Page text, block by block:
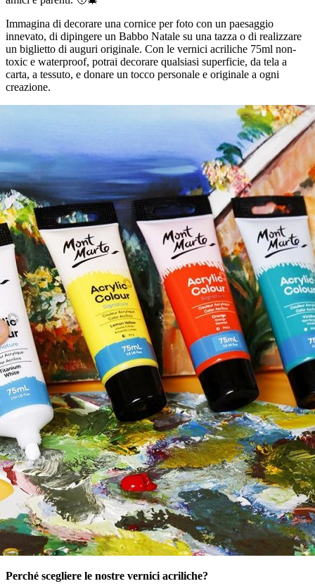
Immagina di decorare una cornice per foto con un paesaggio
innevato, di dipingere un Babbo Natale su una tazza o di realizzare
un biglietto di auguri originale. Con le vernici acriliche 75ml non-
toxic e waterproof, potrai decorare qualsiasi superficie, da tela a
carta, a tessuto, e donare un tocco personale e originale a ogni
creazione.
Perché scegliere le nostre vernici acriliche?